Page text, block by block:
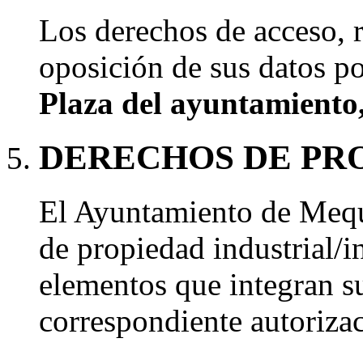
Los derechos de
oposición de sus datos
Plaza del
DERECHOS DE
El Ayuntamiento de
de propiedad industrial/
elementos que integran
correspondiente